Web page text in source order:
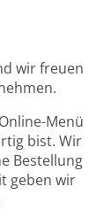
wir freuen
Menü
bist. Wir
Bestellung
geben wir